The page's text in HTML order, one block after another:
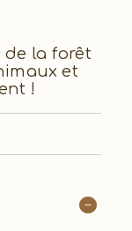
la forêt
et
!